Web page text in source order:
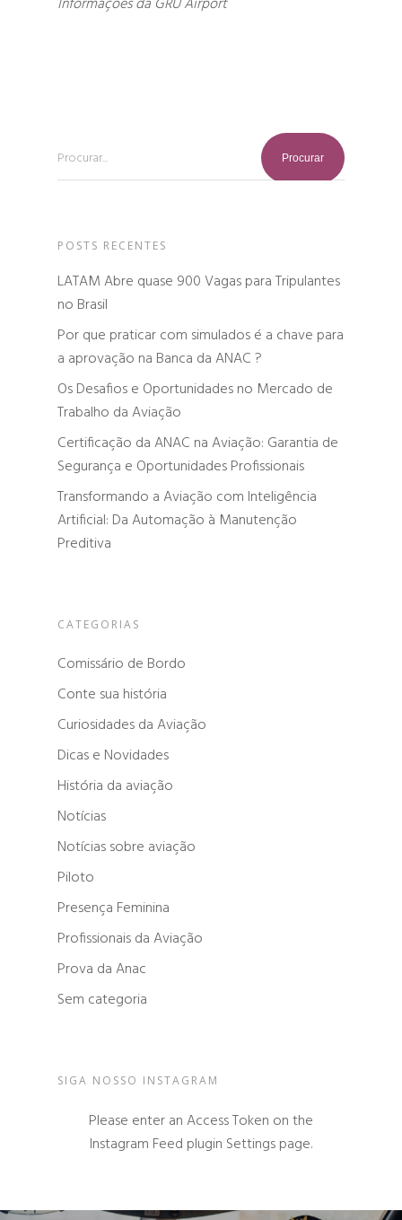
Procurar...
POSTS RECENTES
LATAM Abre quase 900 Vagas para Tripulantes
no Brasil
Por que praticar com simulados é a chave para
a aprovação na Banca da ANAC ?
Os Desafios e Oportunidades no Mercado de
Trabalho da Aviação
Certificação da ANAC na Aviação: Garantia de
Segurança e Oportunidades Profissionais
Transformando a Aviação com Inteligência
Artificial: Da Automação à Manutenção
Preditiva
CATEGORIAS
Comissário de Bordo
Conte sua história
Curiosidades da Aviação
Dicas e Novidades
História da aviação
Notícias
Notícias sobre aviação
Piloto
Presença Feminina
Profissionais da Aviação
Prova da Anac
Sem categoria
SIGA NOSSO INSTAGRAM
Please enter an Access Token on the
Instagram Feed plugin Settings page.